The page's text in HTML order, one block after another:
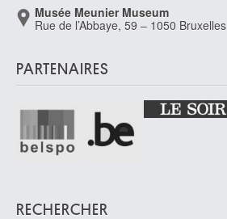
Musée Meunier Museum
Rue de l’Abbaye, 59 – 1050 Bruxelles
PARTENAIRES
RECHERCHER